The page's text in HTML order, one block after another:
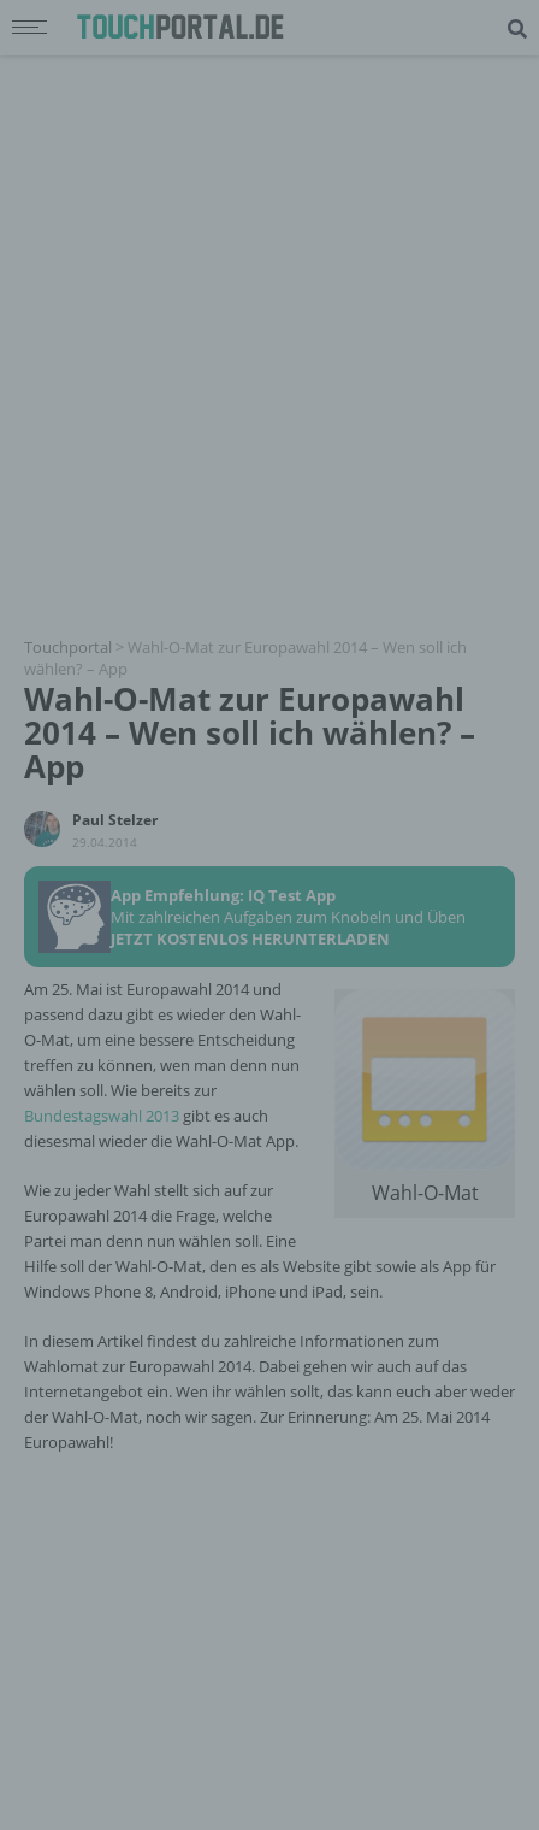
Touchportal > Wahl-O-Mat zur Europawahl 2014 – Wen soll ich
wählen? – App
Wahl-O-Mat zur Europawahl
2014 – Wen soll ich wählen? –
App
Paul Stelzer
29.04.2014
App Empfehlung: IQ Test App
Mit zahlreichen Aufgaben zum Knobeln und Üben
JETZT KOSTENLOS HERUNTERLADEN
Wahl-O-Mat
Am 25. Mai ist Europawahl 2014 und
passend dazu gibt es wieder den Wahl-
O-Mat, um eine bessere Entscheidung
treffen zu können, wen man denn nun
wählen soll. Wie bereits zur
Bundestagswahl 2013 gibt es auch
diesesmal wieder die Wahl-O-Mat App.
Wie zu jeder Wahl stellt sich auf zur
Europawahl 2014 die Frage, welche
Partei man denn nun wählen soll. Eine
Hilfe soll der Wahl-O-Mat, den es als Website gibt sowie als App für
Windows Phone 8, Android, iPhone und iPad, sein.
In diesem Artikel findest du zahlreiche Informationen zum
Wahlomat zur Europawahl 2014. Dabei gehen wir auch auf das
Internetangebot ein. Wen ihr wählen sollt, das kann euch aber weder
der Wahl-O-Mat, noch wir sagen. Zur Erinnerung: Am 25. Mai 2014
Europawahl!